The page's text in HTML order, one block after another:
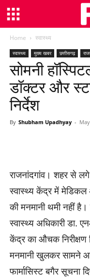
Home स्वास्थ्य
स्वास्थ्य मुख्य खबर छत्तीसगढ़
सोमनी
डॉक्टर और
निर्देश
By Shubham Upadhyay -
राजनांदगांव। शहर से लगे
स्वास्थ्य केंद्र में
की मनमानी थमी नहीं
स्वास्थ्य अधिकारी डा.
केंद्र का औचक निरीक्षण
मनमानी खुलकर सामने
फार्मासिस्ट बगैर सूचना